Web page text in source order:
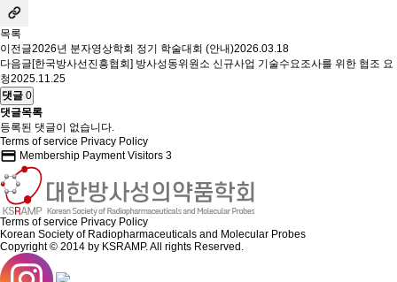
목록
이전글2026년 분자영상학회 정기 학술대회 (안내)2026.03.18
다음글[한국방사선진흥협회] 방사성동위원소 신규사업 기술수요조사를 위한 협조 요
청2025.11.25
댓글 0
댓글목록
등록된 댓글이 없습니다.
Terms of service Privacy Policy
credit_card Membership Payment Visitors 3
Terms of service Privacy Policy
Korean Society of Radiopharmaceuticals and Molecular Probes
Copyright © 2014 by KSRAMP. All rights Reserved.